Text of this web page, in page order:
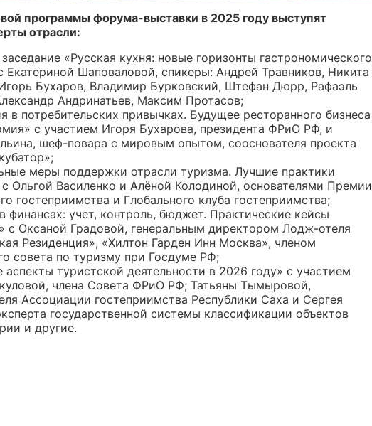
программы форума-выставки в 2025 году выступят
отрасли:
«Русская кухня: новые горизонты гастрономического
Екатериной Шаповаловой, спикеры: Андрей Травников, Никита
Бухаров, Владимир Бурковский, Штефан Дюрр, Рафаэль
Андринатьев, Максим Протасов;
в потребительских привычках. Будущее ресторанного бизнеса
с участием Игоря Бухарова, президента ФРиО РФ, и
шеф-повара с мировым опытом, сооснователя проекта
меры поддержки отрасли туризма. Лучшие практики
с Ольгой Василенко и Алёной Колодиной, основателями Премии
гостеприимства и Глобального клуба гостеприимства;
финансах: учет, контроль, бюджет. Практические кейсы
с Оксаной Градовой, генеральным директором Лодж-отеля
Резиденция», «Хилтон Гарден Инн Москва», членом
совета по туризму при Госдуме РФ;
аспекты туристской деятельности в 2026 году» с участием
члена Совета ФРиО РФ; Татьяны Тымыровой,
Ассоциации гостеприимства Республики Саха и Сергея
государственной системы классификации объектов
и другие.